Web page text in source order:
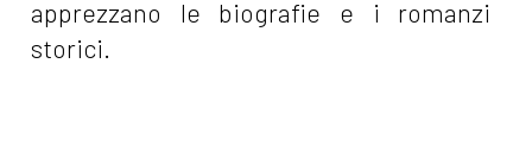
apprezzano le biografie e i romanzi
storici.